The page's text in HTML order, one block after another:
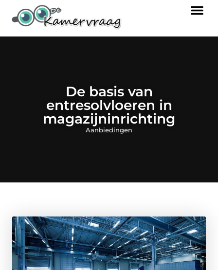
De basis van
entresolvloeren in
magazijninrichting
Aanbiedingen